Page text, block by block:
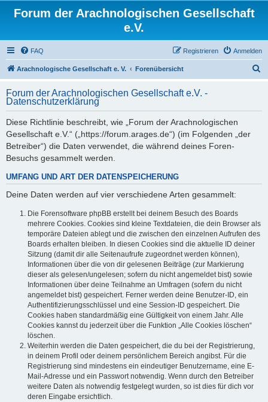
Forum der Arachnologischen Gesellschaft
e.V.
FAQ Anmelden
Registrieren
Arachnologische Gesellschaft e. V. Forenübersicht
h
Forum der Arachnologischen Gesellschaft e.V. -
Datenschutzerklärung
Diese Richtlinie beschreibt, wie „Forum der Arachnologischen
Gesellschaft e.V.“ („https://forum.arages.de“) (im Folgenden „der
Betreiber“) die Daten verwendet, die während deines Foren-
Besuchs gesammelt werden.
UMFANG UND ART DER DATENSPEICHERUNG
Deine Daten werden auf vier verschiedene Arten gesammelt:
Die Forensoftware phpBB erstellt bei deinem Besuch des Boards
mehrere Cookies. Cookies sind kleine Textdateien, die dein Browser als
temporäre Dateien ablegt und die zwischen den einzelnen Aufrufen des
Boards erhalten bleiben. In diesen Cookies sind die aktuelle ID deiner
Sitzung (damit dir alle Seitenaufrufe zugeordnet werden können),
Informationen über die von dir gelesenen Beiträge (zur Markierung
dieser als gelesen/ungelesen; sofern du nicht angemeldet bist) sowie
Informationen über deine Teilnahme an Umfragen (sofern du nicht
angemeldet bist) gespeichert. Ferner werden deine Benutzer-ID, ein
Authentifizierungsschlüssel und eine Session-ID gespeichert. Die
Cookies haben standardmäßig eine Gültigkeit von einem Jahr. Alle
Cookies kannst du jederzeit über die Funktion „Alle Cookies löschen“
löschen.
Weiterhin werden die Daten gespeichert, die du bei der Registrierung,
in deinem Profil oder deinem persönlichem Bereich angibst. Für die
Registrierung sind mindestens ein eindeutiger Benutzername, eine E-
Mail-Adresse und ein Passwort notwendig. Wenn durch den Betreiber
weitere Daten als notwendig festgelegt wurden, so ist dies für dich vor
deren Eingabe ersichtlich.